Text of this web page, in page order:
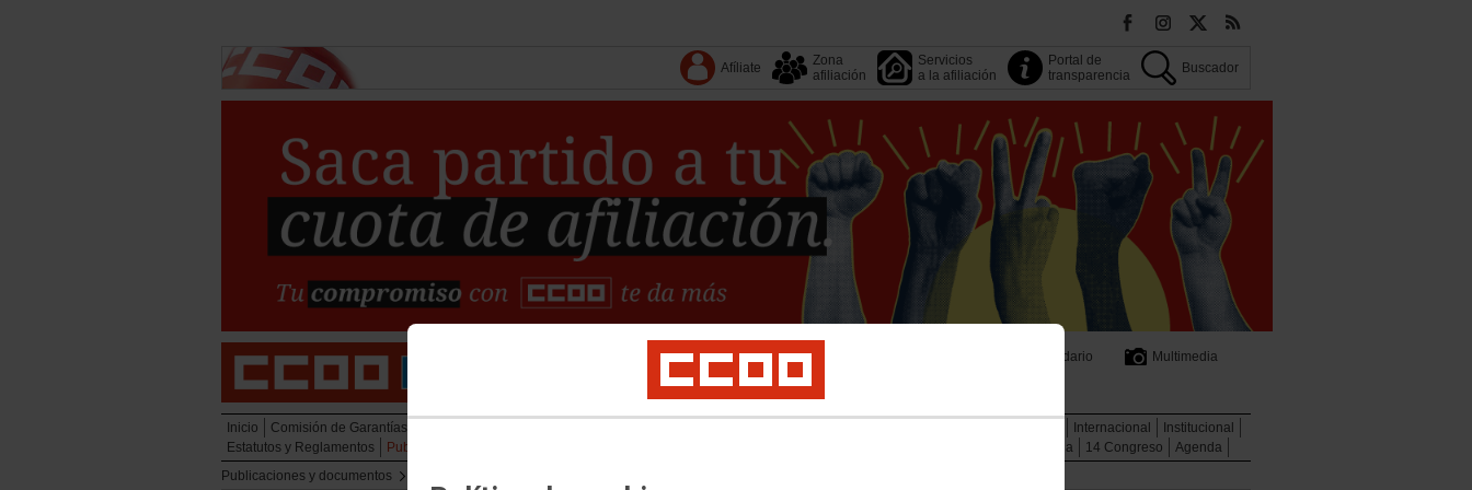
Afíliate
Zona
afiliación
Servicios
a la afiliación
Portal de
transparencia
Buscador
Tu sindicato Calendario
Multimedia
Federaciones
Inicio Comisión de Garantías Internacional
Institucional
Estatutos y Reglamentos
Publicaciones y documentos Portal de transparencia 14 Congreso
Agenda
Publicaciones y documentos